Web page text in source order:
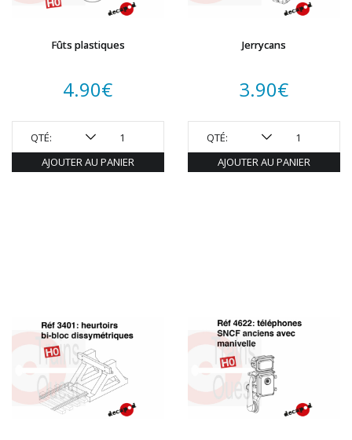
Fûts plastiques
4.90€
QTÉ:
AJOUTER AU PANIER
Jerrycans
3.90€
QTÉ:
AJOUTER AU PANIER